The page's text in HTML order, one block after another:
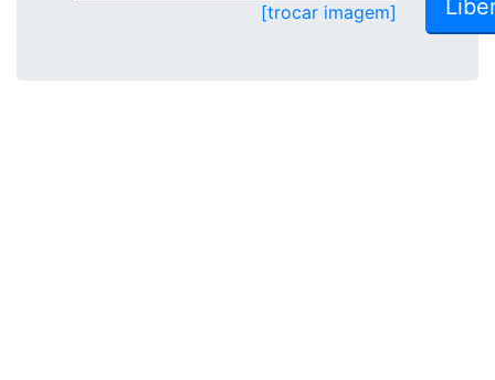
[trocar imagem]